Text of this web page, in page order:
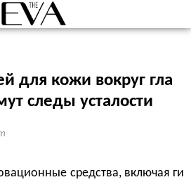
для кожи вокруг гла
следы усталости
средства, включая ги